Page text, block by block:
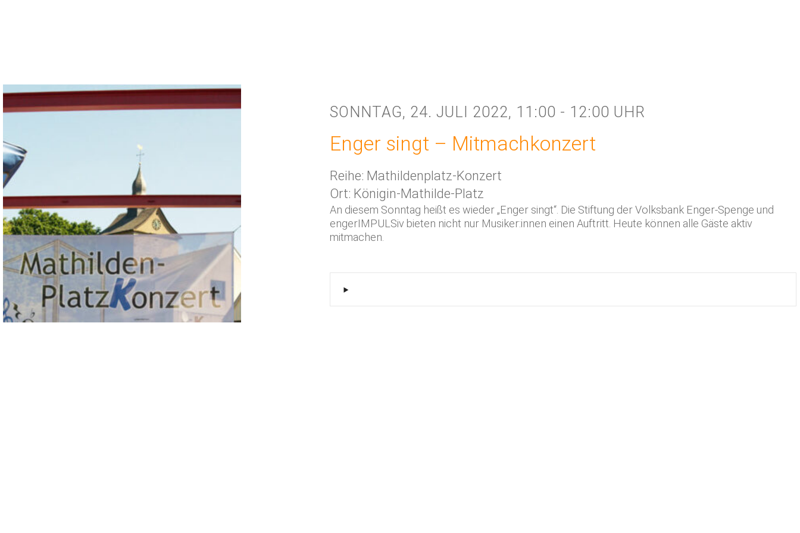
SONNTAG, 24. JULI 2022, 11:00 - 12:00 UHR
Enger singt – Mitmachkonzert
Reihe: Mathildenplatz-Konzert
Ort: Königin-Mathilde-Platz
An diesem Sonntag heißt es wieder „Enger singt“. Die Stiftung der Volksbank Enger-Spenge und
engerIMPULSiv bieten nicht nur Musiker:innen einen Auftritt. Heute können alle Gäste aktiv
mitmachen.